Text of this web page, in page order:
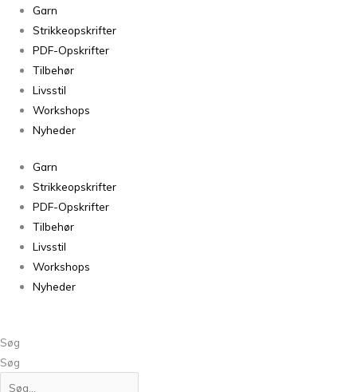
Garn
Strikkeopskrifter
PDF-Opskrifter
Tilbehør
Livsstil
Workshops
Nyheder
Garn
Strikkeopskrifter
PDF-Opskrifter
Tilbehør
Livsstil
Workshops
Nyheder
Søg
Søg
Alpaca
antal